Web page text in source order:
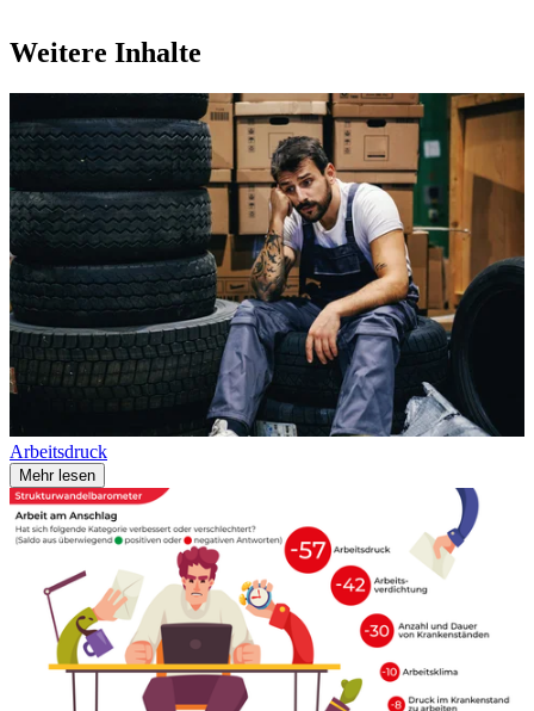
Weitere Inhalte
Arbeitsdruck
Mehr lesen